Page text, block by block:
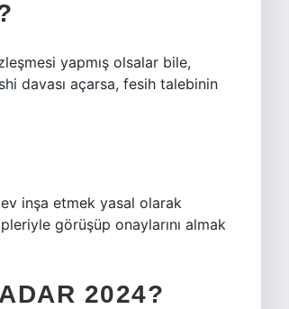
yapmış olsalar bile,
davası açarsa, fesih talebinin
inşa etmek yasal olarak
görüşüp onaylarını almak
2024?